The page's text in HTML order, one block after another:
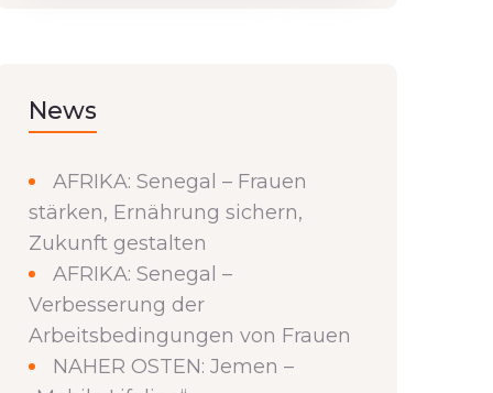
News
AFRIKA: Senegal – Frauen
stärken, Ernährung sichern,
Zukunft gestalten
AFRIKA: Senegal –
Verbesserung der
Arbeitsbedingungen von Frauen
NAHER OSTEN: Jemen –